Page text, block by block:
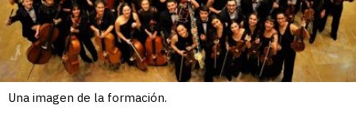
Una imagen de la formación.